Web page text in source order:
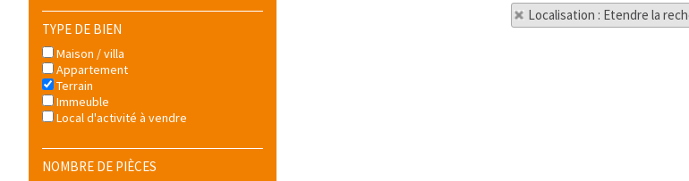
TYPE DE BIEN
Maison / villa
Appartement
Terrain
Immeuble
Local d'activité à vendre
NOMBRE DE PIÈCES
Localisation : Etendre la